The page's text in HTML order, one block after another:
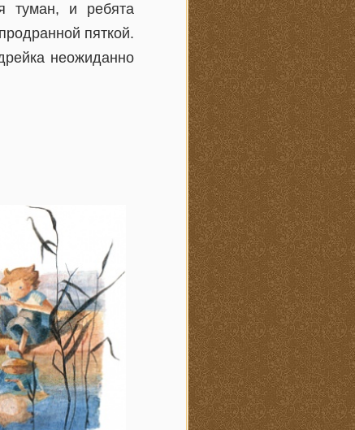
туман, и ребята
пяткой.
неожиданно